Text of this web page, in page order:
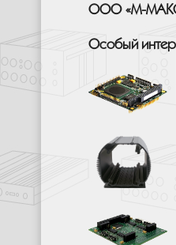
ООО «М-
Особый